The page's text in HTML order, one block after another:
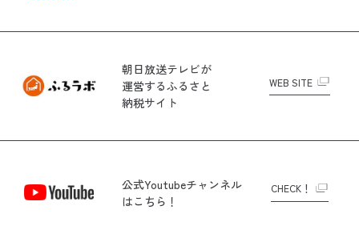
朝日放送テレビが
運営するふるさと
納税サイト
WEB SITE
公式Youtubeチャンネル
はこちら！
CHECK！